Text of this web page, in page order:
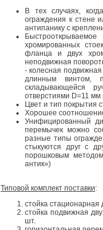
В тех случаях,
ограждения к стене
антипанику с
хромированных
фланца и двух
неподвижная
- колесная
длинным винтом,
складывающейся
отверстиями D=11 мм
Цвет и тип покрытия
Хорошее
Унифицированный
перемычек можно
разные типы
стыкуются друг с
порошковым
антик»)
Типовой комплект поставки:
стойка
стойка подвижная
шт.